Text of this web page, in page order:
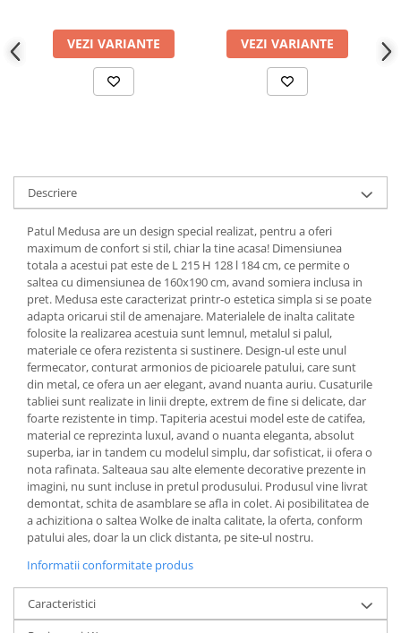
VEZI VARIANTE VEZI VARIANTE
Descriere
Patul Medusa are un design special realizat, pentru a oferi
maximum de confort si stil, chiar la tine acasa! Dimensiunea
totala a acestui pat este de L 215 H 128 l 184 cm, ce permite o
saltea cu dimensiunea de 160x190 cm, avand somiera inclusa in
pret. Medusa este caracterizat printr-o estetica simpla si se poate
adapta oricarui stil de amenajare. Materialele de inalta calitate
folosite la realizarea acestuia sunt lemnul, metalul si palul,
materiale ce ofera rezistenta si sustinere. Design-ul este unul
fermecator, conturat armonios de picioarele patului, care sunt
din metal, ce ofera un aer elegant, avand nuanta auriu. Cusaturile
tabliei sunt realizate in linii drepte, extrem de fine si delicate, dar
foarte rezistente in timp. Tapiteria acestui model este de catifea,
material ce reprezinta luxul, avand o nuanta eleganta, absolut
superba, iar in tandem cu modelul simplu, dar sofisticat, ii ofera o
nota rafinata. Salteaua sau alte elemente decorative prezente in
imagini, nu sunt incluse in pretul produsului. Produsul vine livrat
demontat, schita de asamblare se afla in colet. Ai posibilitatea de
a achizitiona o saltea Wolke de inalta calitate, la oferta, conform
patului ales, doar la un click distanta, pe site-ul nostru.
Informatii conformitate produs
Caracteristici